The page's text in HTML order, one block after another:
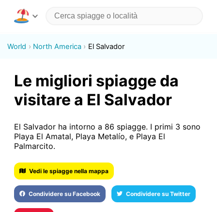
World North America El Salvador
Le migliori spiagge da
visitare a El Salvador
El Salvador ha intorno a 86 spiagge. I primi 3 sono
Playa El Amatal, Playa Metalío, e Playa El
Palmarcito.
Vedi le spiagge nella mappa
Condividere su Facebook Condividere su Twitter